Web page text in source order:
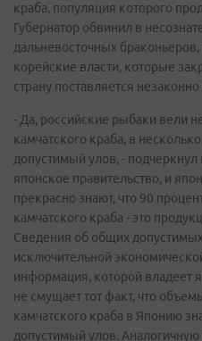
краба, популяция которого
Губернатор обвинил в
дальневосточных
корейские власти, которые
страну поставляется
- Да, российские рыбаки вели
камчатского краба, в
допустимый улов, - подчеркнул
японское правительство, и
прекрасно знают, что 90
камчатского краба - это
Сведения об общих
исключительной
информация, которой владеет
не смущает тот факт, что
камчатского краба в Японию
допустимый улов.